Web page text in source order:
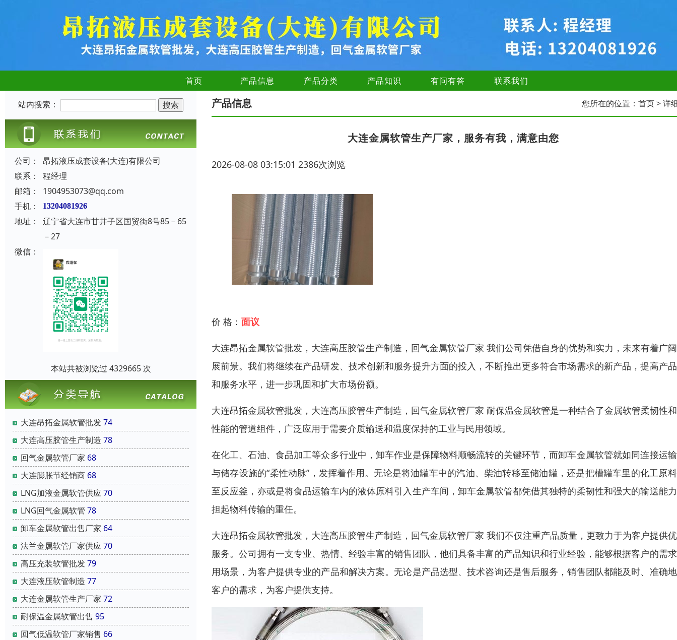
首页 产品信息 产品分类 产品知识 有问有答 联系我们
站内搜索：
公司：
昂拓液压成套设备(大连)有限公司
联系：
程经理
邮箱：
1904953073@qq.com
手机：
13204081926
地址：
辽宁省大连市甘井子区国贸街8号85－65
－27
微信：
本站共被浏览过 4329665 次
大连昂拓金属软管批发74
大连高压胶管生产制造 78
回气金属软管厂家 68
大连膨胀节经销商 68
LNG加液金属软管供应70
LNG回气金属软管 78
卸车金属软管出售厂家 64
法兰金属软管厂家供应70
高压充装软管批发79
大连液压软管制造 77
大连金属软管生产厂家 72
耐保温金属软管出售 95
回气低温软管厂家销售 66
产品信息 您所在的位置： 首页> 详
大连金属软管生产厂家，服务有我，满意由您
2026-08-08 03:15:01 2386次浏览
价 格： 面议
大连昂拓金属软管批发，大连高压胶管生产制造，回气金属软管厂家 我们公司凭借自身的优势和实力，未来有着广
展前景。我们将继续在产品研发、技术创新和服务提升方面的投入，不断推出更多符合市场需求的新产品，提高产
和服务水平，进一步巩固和扩大市场份额。
大连昂拓金属软管批发，大连高压胶管生产制造，回气金属软管厂家 耐保温金属软管是一种结合了金属软管柔韧性
性能的管道组件，广泛应用于需要介质输送和温度保持的工业与民用领域。
在化工、石油、食品加工等众多行业中，卸车作业是保障物料顺畅流转的关键环节，而卸车金属软管就如同连接运
与储存设施的“柔性动脉”，发挥着作用。无论是将油罐车中的汽油、柴油转移至储油罐，还是把槽罐车里的化工原
至反应釜，亦或是将食品运输车内的液体原料引入生产车间，卸车金属软管都凭借其独特的柔韧性和强大的输送能
担起物料传输的重任。
大连昂拓金属软管批发，大连高压胶管生产制造，回气金属软管厂家 我们不仅注重产品质量，更致力于为客户提供
服务。公司拥有一支专业、热情、经验丰富的销售团队，他们具备丰富的产品知识和行业经验，能够根据客户的需
用场景，为客户提供专业的产品和解决方案。无论是产品选型、技术咨询还是售后服务，销售团队都能及时、准确
客户的需求，为客户提供支持。